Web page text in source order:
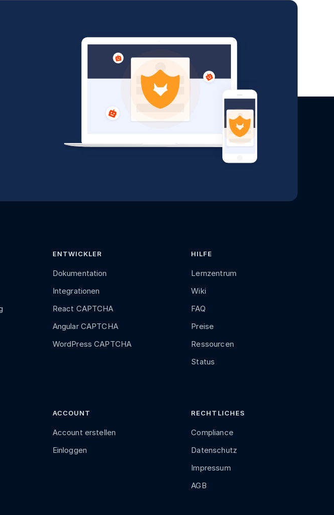
ENTWICKLER
Dokumentation
Integrationen
React CAPTCHA
Angular CAPTCHA
WordPress CAPTCHA
HILFE
Lernzentrum
Wiki
FAQ
Preise
Ressourcen
Status
ACCOUNT
Account erstellen
Einloggen
RECHTLICHES
Compliance
Datenschutz
Impressum
AGB